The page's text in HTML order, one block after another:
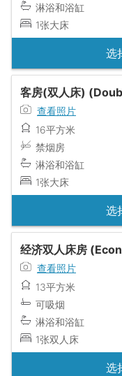
淋浴和浴缸
1张大床
选
客房(双人床)
查看照片
16平方米
禁烟房
淋浴和浴缸
1张大床
选
经济双人床房
查看照片
13平方米
可吸烟
淋浴和浴缸
1张双人床
选